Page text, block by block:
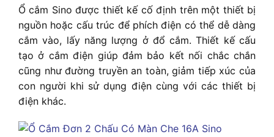
Ổ cắm Sino được thiết kế cố định trên một thiết bị
nguồn hoặc cấu trúc để phích điện có thể dễ dàng
cắm vào, lấy năng lượng ở đổ cắm. Thiết kế cấu
tạo ở cắm điện giúp đảm bảo kết nối chắc chắn
cũng như đường truyền an toàn, giảm tiếp xúc của
con người khi sử dụng điện cùng với các thiết bị
điện khác.